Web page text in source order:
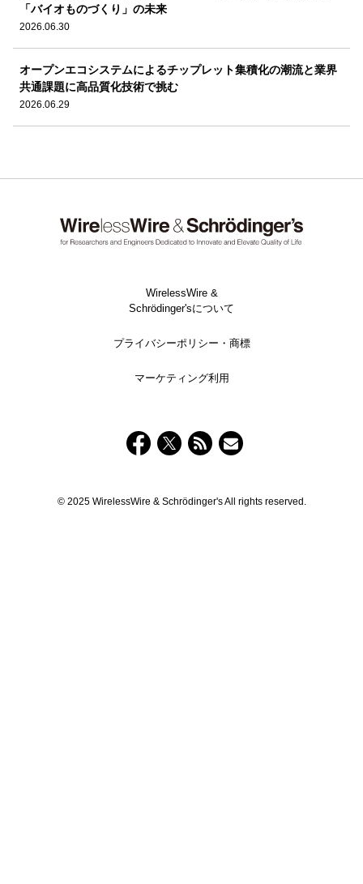
「バイオものづくり」の未来
2026.06.30
オープンエコシステムによるチップレット集積化の潮流と業界
共通課題に高品質化技術で挑む
2026.06.29
WirelessWire &
Schrödinger'sについて
プライバシーポリシー・商標
マーケティング利用
© 2025 WirelessWire & Schrödinger's All rights reserved.